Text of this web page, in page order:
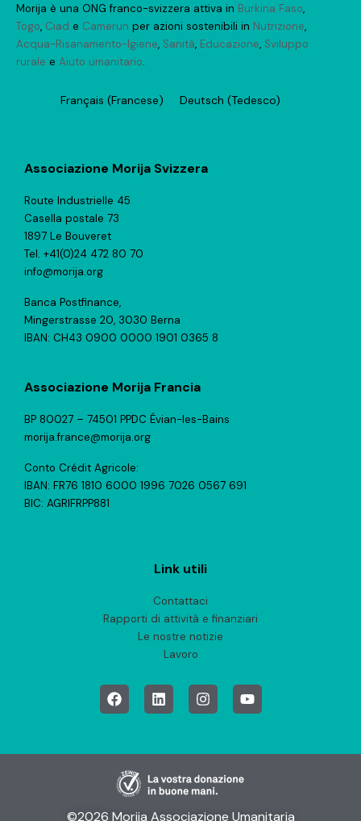
Morija è una ONG franco-svizzera attiva in Burkina Faso,
Togo, Ciad e Camerun per azioni sostenibili in Nutrizione,
Acqua-Risanamento-Igiene, Sanità, Educazione, Sviluppo
rurale e Aiuto umanitario.
Français (Francese) Deutsch (Tedesco)
Associazione Morija Svizzera
Route Industrielle 45
Casella postale 73
1897 Le Bouveret
Tel. +41(0)24 472 80 70
info@morija.org
Banca Postfinance,
Mingerstrasse 20, 3030 Berna
IBAN: CH43 0900 0000 1901 0365 8
Associazione Morija Francia
BP 80027 – 74501 PPDC Évian-les-Bains
morija.france@morija.org
Conto Crédit Agricole:
IBAN: FR76 1810 6000 1996 7026 0567 691
BIC: AGRIFRPP881
Link utili
Contattaci
Rapporti di attività e finanziari
Le nostre notizie
Lavoro
©2026 Morija Associazione Umanitaria